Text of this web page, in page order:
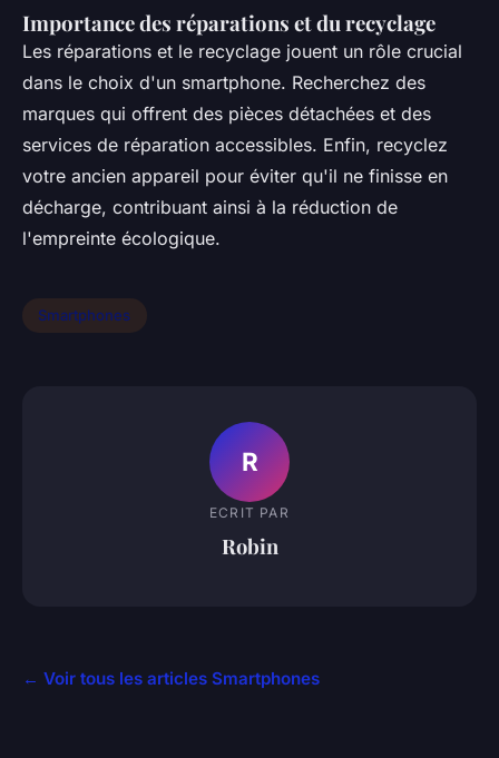
Importance des réparations et du recyclage
Les réparations et le recyclage jouent un rôle crucial
dans le choix d'un smartphone. Recherchez des
marques qui offrent des pièces détachées et des
services de réparation accessibles. Enfin, recyclez
votre ancien appareil pour éviter qu'il ne finisse en
décharge, contribuant ainsi à la réduction de
l'empreinte écologique.
Smartphones
R
ECRIT PAR
Robin
← Voir tous les articles Smartphones